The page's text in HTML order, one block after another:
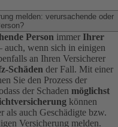
melden: verursachende oder
Person immer Ihrer
auch, wenn sich in einigen
an Ihren Versicherer
Schäden der Fall. Mit einer
Sie den Prozess der
der Schaden möglichst
können
als auch Geschädigte bzw.
Versicherung melden.